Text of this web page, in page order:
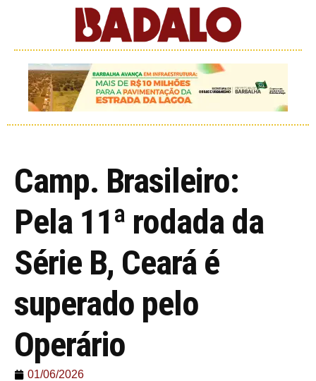
Camp. Brasileiro:
Pela 11ª rodada da
Série B, Ceará é
superado pelo
Operário
01/06/2026